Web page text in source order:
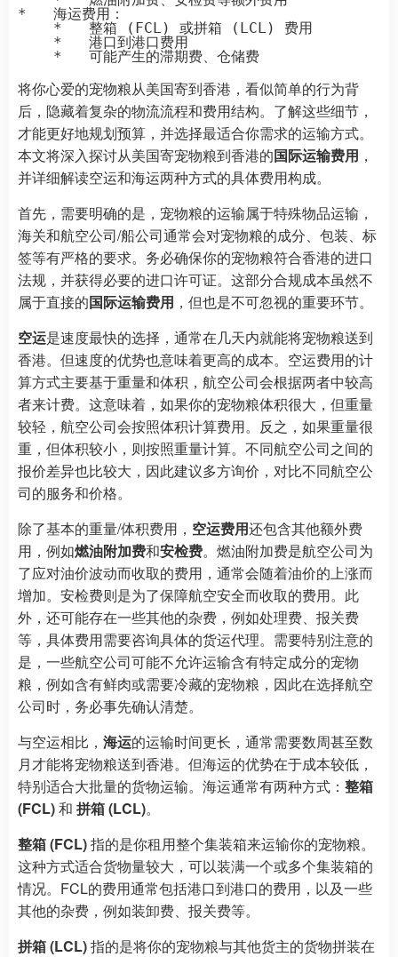
*   海运费用：
    *   整箱 (FCL) 或拼箱 (LCL) 费用
    *   港口到港口费用
将你心爱的宠物粮从美国寄到香港，看似简单的行为背
后，隐藏着复杂的物流流程和费用结构。了解这些细节，
才能更好地规划预算，并选择最适合你需求的运输方式。
本文将深入探讨从美国寄宠物粮到香港的国际运输费用 ，
并详细解读空运和海运两种方式的具体费用构成。
首先，需要明确的是，宠物粮的运输属于特殊物品运输，
海关和航空公司/船公司通常会对宠物粮的成分、包装、标
签等有严格的要求。务必确保你的宠物粮符合香港的进口
法规，并获得必要的进口许可证。这部分合规成本虽然不
属于直接的国际运输费用 ，但也是不可忽视的重要环节。
空运是速度最快的选择，通常在几天内就能将宠物粮送到
香港。但速度的优势也意味着更高的成本。空运费用的计
算方式主要基于重量和体积，航空公司会根据两者中较高
者来计费。这意味着，如果你的宠物粮体积很大，但重量
较轻，航空公司会按照体积计算费用。反之，如果重量很
重，但体积较小，则按照重量计算。不同航空公司之间的
报价差异也比较大，因此建议多方询价，对比不同航空公
司的服务和价格。
除了基本的重量/体积费用， 空运费用还包含其他额外费
用，例如燃油附加费和安检费。燃油附加费是航空公司为
了应对油价波动而收取的费用，通常会随着油价的上涨而
增加。安检费则是为了保障航空安全而收取的费用。此
外，还可能存在一些其他的杂费，例如处理费、报关费
等，具体费用需要咨询具体的货运代理。需要特别注意的
是，一些航空公司可能不允许运输含有特定成分的宠物
粮，例如含有鲜肉或需要冷藏的宠物粮，因此在选择航空
公司时，务必事先确认清楚。
与空运相比， 海运的运输时间更长，通常需要数周甚至数
月才能将宠物粮送到香港。但海运的优势在于成本较低，
特别适合大批量的货物运输。海运通常有两种方式： 整箱
(FCL)和 拼箱 (LCL)。
整箱 (FCL)指的是你租用整个集装箱来运输你的宠物粮。
这种方式适合货物量较大，可以装满一个或多个集装箱的
情况。FCL的费用通常包括港口到港口的费用，以及一些
其他的杂费，例如装卸费、报关费等。
拼箱 (LCL)指的是将你的宠物粮与其他货主的货物拼装在